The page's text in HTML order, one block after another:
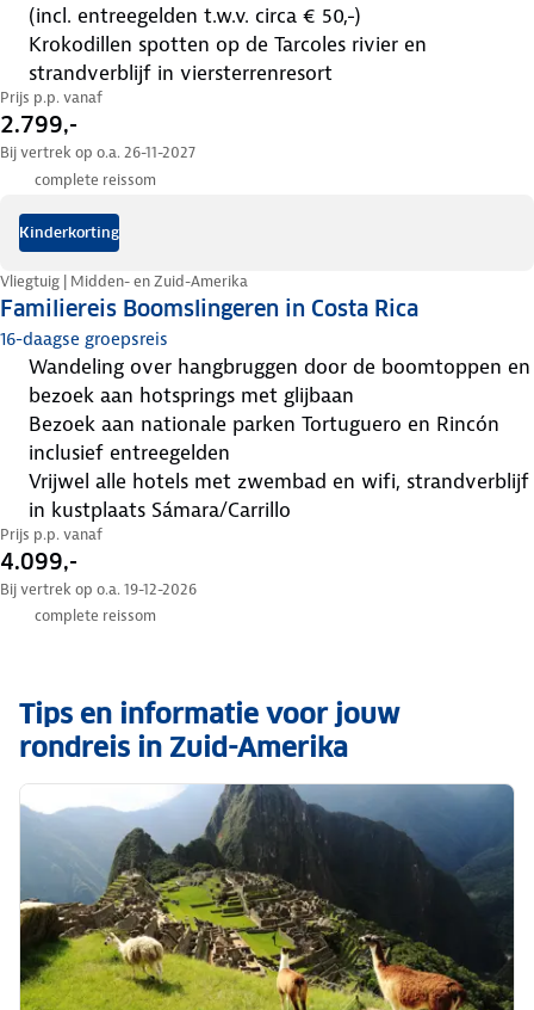
(incl. entreegelden t.w.v. circa € 50,-)
krokodillen spotten op de Tarcoles rivier en
strandverblijf in viersterrenresort
Prijs p.p. vanaf
2.799,-
Bij vertrek op o.a. 26-11-2027
complete reissom
Kinderkorting
Familiereis Boomslingeren in Costa Rica
Vliegtuig | Midden- en Zuid-Amerika
16-daagse groepsreis
wandeling over hangbruggen door de boomtoppen en
bezoek aan hotsprings met glijbaan
bezoek aan nationale parken Tortuguero en Rincón
inclusief entreegelden
vrijwel alle hotels met zwembad en wifi, strandverblijf
in kustplaats Sámara/Carrillo
Prijs p.p. vanaf
4.099,-
Bij vertrek op o.a. 19-12-2026
complete reissom
Tips en informatie voor jouw
rondreis in Zuid-Amerika